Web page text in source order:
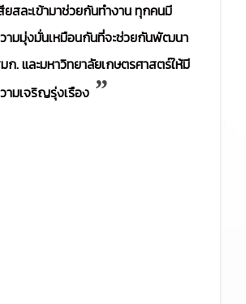
ยสละเข้ามาช่วยกันทำงาน ทุกคนมี
ามมุ่งมั่นเหมือนกันที่จะช่วยกันพัฒนา
ก. และมหาวิทยาลัยเกษตรศาสตร์ให้มี
ามเจริญรุ่งเรือง ”